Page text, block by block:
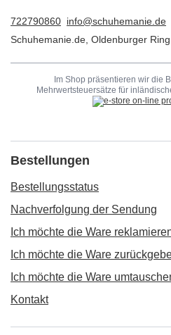
722790860 info@schuhemanie.de
Schuhemanie.de Oldenburger
Im Shop präsentieren wir die
Mehrwertsteuersätze für
Bestellungen
Bestellungsstatus
Nachverfolgung der Sendung
Ich möchte die Ware
Ich möchte die Ware
Ich möchte die Ware
Kontakt